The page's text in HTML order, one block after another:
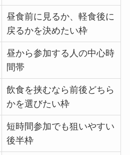
昼食前に見るか、軽食後に
戻るかを決めたい枠
昼から参加する人の中心時
間帯
飲食を挟むなら前後どちら
かを選びたい枠
短時間参加でも狙いやすい
後半枠